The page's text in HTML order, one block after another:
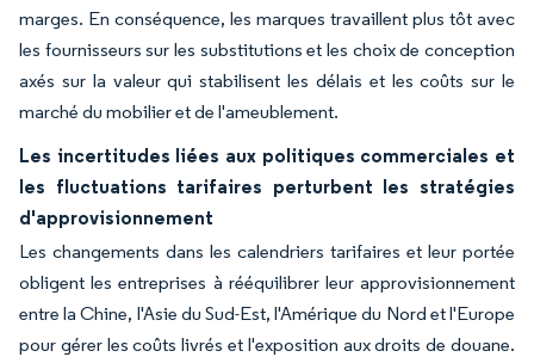
marges. En conséquence, les marques travaillent plus tôt avec
les fournisseurs sur les substitutions et les choix de conception
axés sur la valeur qui stabilisent les délais et les coûts sur le
marché du mobilier et de l'ameublement.
Les incertitudes liées aux politiques commerciales et
les fluctuations tarifaires perturbent les stratégies
d'approvisionnement
Les changements dans les calendriers tarifaires et leur portée
obligent les entreprises à rééquilibrer leur approvisionnement
entre la Chine, l'Asie du Sud-Est, l'Amérique du Nord et l'Europe
pour gérer les coûts livrés et l'exposition aux droits de douane.